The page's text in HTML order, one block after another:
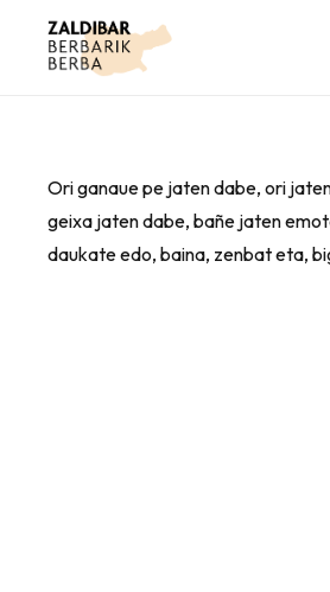
Ori ganaue pe jaten dabe, ori
geixa jaten dabe, bañe jaten
daukate edo, baina, zenbat eta,